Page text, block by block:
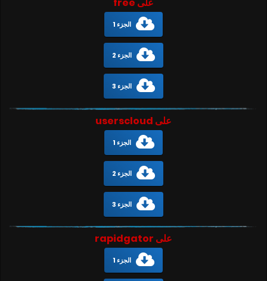
الجزء 1
الجزء 2
الجزء 3
على userscloud
الجزء 1
الجزء 2
الجزء 3
على rapidgator
الجزء 1